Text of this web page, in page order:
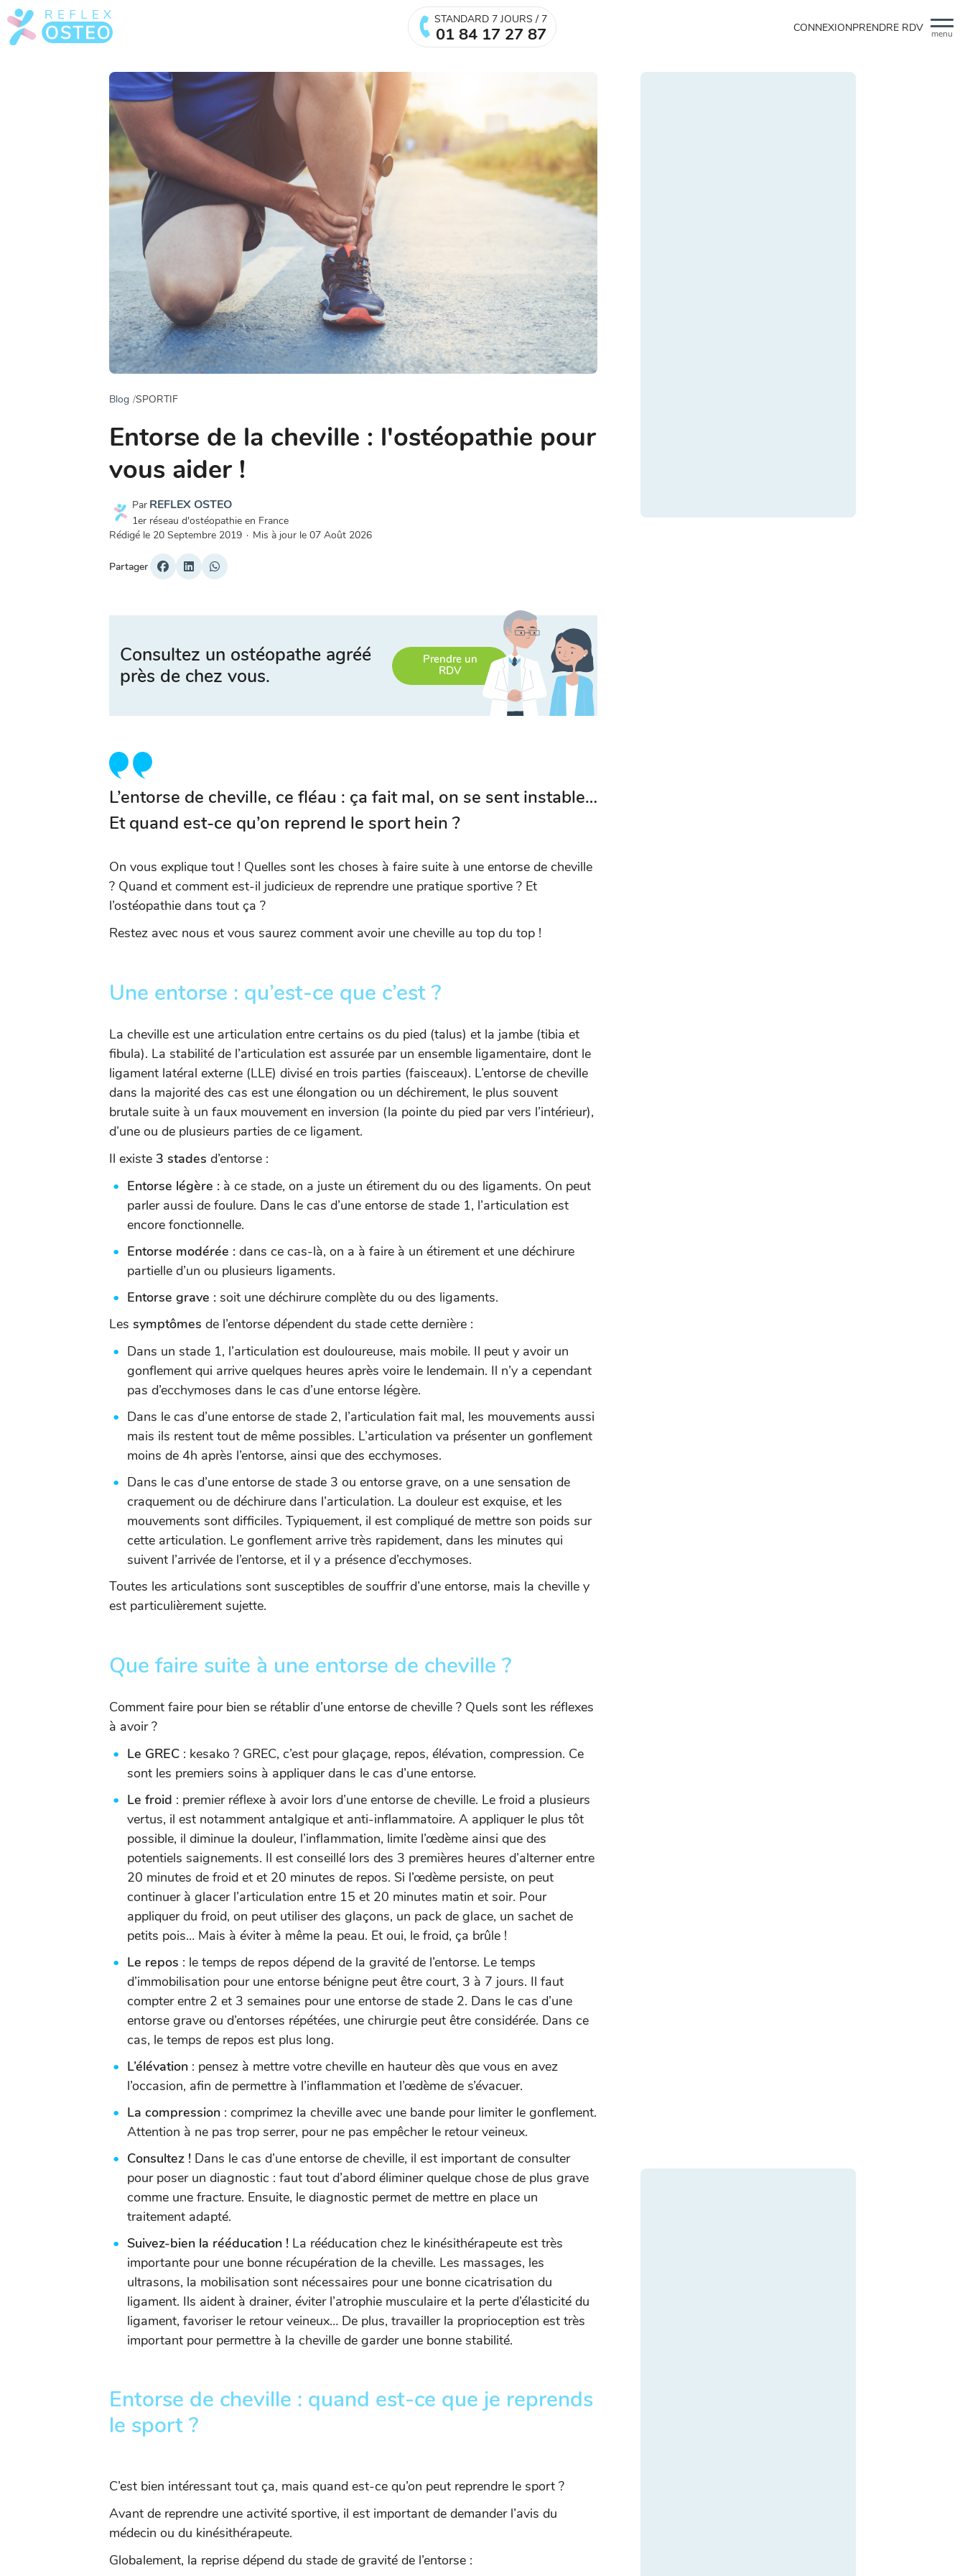
menu
STANDARD 7 JOURS / 7
01 84 17 27 87 CONNEXIONPRENDRE RDV
Blog SPORTIF
Entorse de la cheville : l'ostéopathie pour
vous aider !
Par REFLEX OSTEO
1er réseau d'ostéopathie en France
Rédigé le 20 Septembre 2019 · Mis à jour le 07 Août 2026
Partager
Consultez un ostéopathe agréé
près de chez vous.
Prendre un
RDV
L’entorse de cheville, ce fléau : ça fait mal, on se sent instable…
Et quand est-ce qu’on reprend le sport hein ?
On vous explique tout ! Quelles sont les choses à faire suite à une entorse de cheville
? Quand et comment est-il judicieux de reprendre une pratique sportive ? Et
l’ostéopathie dans tout ça ?
Restez avec nous et vous saurez comment avoir une cheville au top du top !
Une entorse : qu’est-ce que c’est ?
La cheville est une articulation entre certains os du pied (talus) et la jambe (tibia et
fibula). La stabilité de l’articulation est assurée par un ensemble ligamentaire, dont le
ligament latéral externe (LLE) divisé en trois parties (faisceaux). L’entorse de cheville
dans la majorité des cas est une élongation ou un déchirement, le plus souvent
brutale suite à un faux mouvement en inversion (la pointe du pied par vers l’intérieur),
d’une ou de plusieurs parties de ce ligament.
Il existe 3 stades d’entorse :
Entorse légère : à ce stade, on a juste un étirement du ou des ligaments. On peut
parler aussi de foulure. Dans le cas d’une entorse de stade 1, l’articulation est
encore fonctionnelle.
Entorse modérée : dans ce cas-là, on a à faire à un étirement et une déchirure
partielle d’un ou plusieurs ligaments.
Entorse grave : soit une déchirure complète du ou des ligaments.
Les symptômes de l’entorse dépendent du stade cette dernière :
Dans un stade 1, l’articulation est douloureuse, mais mobile. Il peut y avoir un
gonflement qui arrive quelques heures après voire le lendemain. Il n’y a cependant
pas d’ecchymoses dans le cas d’une entorse légère.
Dans le cas d’une entorse de stade 2, l’articulation fait mal, les mouvements aussi
mais ils restent tout de même possibles. L’articulation va présenter un gonflement
moins de 4h après l’entorse, ainsi que des ecchymoses.
Dans le cas d’une entorse de stade 3 ou entorse grave, on a une sensation de
craquement ou de déchirure dans l’articulation. La douleur est exquise, et les
mouvements sont difficiles. Typiquement, il est compliqué de mettre son poids sur
cette articulation. Le gonflement arrive très rapidement, dans les minutes qui
suivent l’arrivée de l’entorse, et il y a présence d’ecchymoses.
Toutes les articulations sont susceptibles de souffrir d’une entorse, mais la cheville y
est particulièrement sujette.
Que faire suite à une entorse de cheville ?
Comment faire pour bien se rétablir d’une entorse de cheville ? Quels sont les réflexes
à avoir ?
Le GREC : kesako ? GREC, c’est pour glaçage, repos, élévation, compression. Ce
sont les premiers soins à appliquer dans le cas d’une entorse.
Le froid : premier réflexe à avoir lors d’une entorse de cheville. Le froid a plusieurs
vertus, il est notamment antalgique et anti-inflammatoire. A appliquer le plus tôt
possible, il diminue la douleur, l’inflammation, limite l’œdème ainsi que des
potentiels saignements. Il est conseillé lors des 3 premières heures d’alterner entre
20 minutes de froid et et 20 minutes de repos. Si l’œdème persiste, on peut
continuer à glacer l’articulation entre 15 et 20 minutes matin et soir. Pour
appliquer du froid, on peut utiliser des glaçons, un pack de glace, un sachet de
petits pois… Mais à éviter à même la peau. Et oui, le froid, ça brûle !
Le repos : le temps de repos dépend de la gravité de l’entorse. Le temps
d’immobilisation pour une entorse bénigne peut être court, 3 à 7 jours. Il faut
compter entre 2 et 3 semaines pour une entorse de stade 2. Dans le cas d’une
entorse grave ou d’entorses répétées, une chirurgie peut être considérée. Dans ce
cas, le temps de repos est plus long.
L’élévation : pensez à mettre votre cheville en hauteur dès que vous en avez
l’occasion, afin de permettre à l’inflammation et l’œdème de s’évacuer.
La compression : comprimez la cheville avec une bande pour limiter le gonflement.
Attention à ne pas trop serrer, pour ne pas empêcher le retour veineux.
Consultez ! Dans le cas d’une entorse de cheville, il est important de consulter
pour poser un diagnostic : faut tout d’abord éliminer quelque chose de plus grave
comme une fracture. Ensuite, le diagnostic permet de mettre en place un
traitement adapté.
Suivez-bien la rééducation ! La rééducation chez le kinésithérapeute est très
importante pour une bonne récupération de la cheville. Les massages, les
ultrasons, la mobilisation sont nécessaires pour une bonne cicatrisation du
ligament. Ils aident à drainer, éviter l’atrophie musculaire et la perte d’élasticité du
ligament, favoriser le retour veineux… De plus, travailler la proprioception est très
important pour permettre à la cheville de garder une bonne stabilité.
Entorse de cheville : quand est-ce que je reprends
le sport ?
C’est bien intéressant tout ça, mais quand est-ce qu’on peut reprendre le sport ?
Avant de reprendre une activité sportive, il est important de demander l’avis du
médecin ou du kinésithérapeute.
Globalement, la reprise dépend du stade de gravité de l’entorse :